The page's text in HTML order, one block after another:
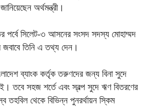
অর্থমন্ত্রী।
পর্বে সিলেট-৩ আসনের সংসদ সদস্য মোহাম্মদ
তিনি এ তথ্য দেন।
ব্যাংক কর্তৃক তরুণদের জন্য বিনা সুদে
তবে সহজ শর্তে এবং স্বল্প সুদে ঋণ বিতরণের
তহবিল থেকে বিভিন্ন পুনরর্থায়ন স্কিম